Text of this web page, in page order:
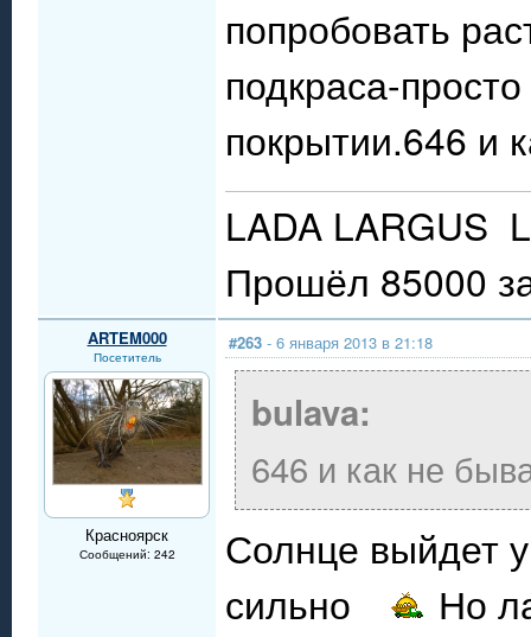
попробовать
подкраса-
покрытии.646 и
LADA LARGUS
Прошёл 85000
ARTEM000
Посетитель
Красноярск
Сообщений: 242
#263 - 6 января 2013 в 21:18
bulava:
646 и как не
Солнце выйдет
сильно
Но